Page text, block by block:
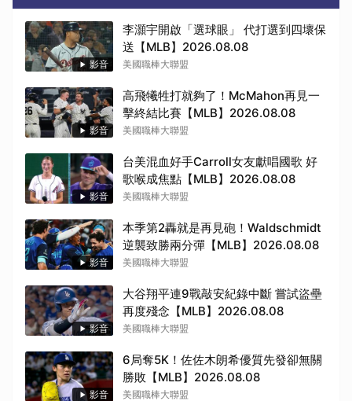
影音
李灝宇開啟「選球眼」 代打選到四壞保
送【MLB】2026.08.08
美國職棒大聯盟
影音
高飛犧牲打就夠了！McMahon再見一
擊終結比賽【MLB】2026.08.08
美國職棒大聯盟
影音
台美混血好手Carroll女友獻唱國歌 好
歌喉成焦點【MLB】2026.08.08
美國職棒大聯盟
影音
本季第2轟就是再見砲！Waldschmidt
逆襲致勝兩分彈【MLB】2026.08.08
美國職棒大聯盟
影音
大谷翔平連9戰敲安紀錄中斷 嘗試盜壘
再度殘念【MLB】2026.08.08
美國職棒大聯盟
影音
6局奪5K！佐佐木朗希優質先發卻無關
勝敗【MLB】2026.08.08
美國職棒大聯盟
取消